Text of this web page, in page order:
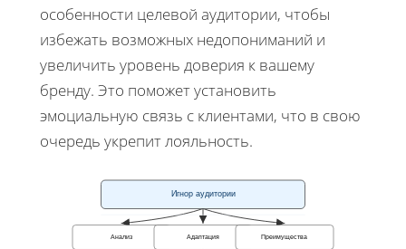
особенности целевой аудитории, чтобы
избежать возможных недопониманий и
увеличить уровень доверия к вашему
бренду. Это поможет установить
эмоциальную связь с клиентами, что в свою
очередь укрепит лояльность.
Игнор аудитории
Анализ Адаптация Преимущества